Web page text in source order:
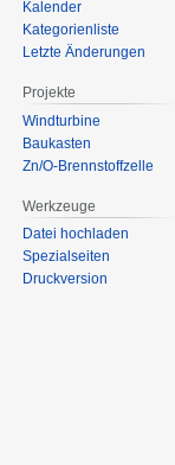
Kalender
Kategorienliste
Letzte Änderungen
Projekte
Windturbine
Baukasten
Zn/O-Brennstoffzelle
Werkzeuge
Datei hochladen
Spezialseiten
Druckversion